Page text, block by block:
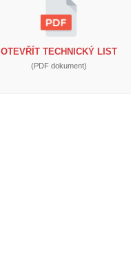
OTEVŘÍT TECHNICKÝ LIST
(PDF dokument)